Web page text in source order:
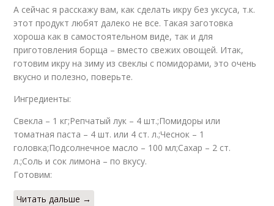
А сейчас я расскажу вам, как сделать икру без уксуса, т.к.
этот продукт любят далеко не все. Такая заготовка
хороша как в самостоятельном виде, так и для
приготовления борща – вместо свежих овощей. Итак,
готовим икру на зиму из свеклы с помидорами, это очень
вкусно и полезно, поверьте.
Ингредиенты:
Свекла – 1 кг;Репчатый лук – 4 шт.;Помидоры или
томатная паста – 4 шт. или 4 ст. л.;Чеснок – 1
головка;Подсолнечное масло – 100 мл;Сахар – 2 ст.
л.;Соль и сок лимона – по вкусу.
Готовим:
Читать дальше →